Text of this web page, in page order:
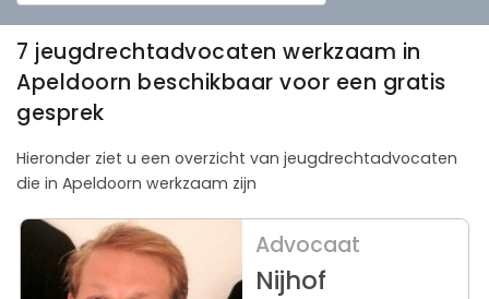
7 jeugdrechtadvocaten werkzaam in
Apeldoorn beschikbaar voor een gratis
gesprek
Hieronder ziet u een overzicht van jeugdrechtadvocaten
die in Apeldoorn werkzaam zijn
Advocaat
Nijhof